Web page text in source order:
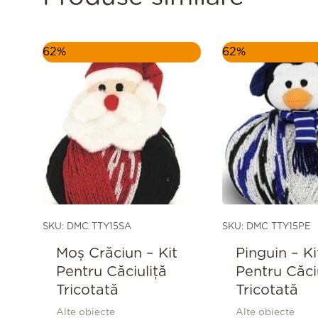
62%
SKU: DMC TTY15SA
Moș Crăciun – Kit
Pentru Căciuliță
Tricotată
Alte obiecte
a
fost:
39,00 lei.
este:
15,00 lei.
62%
SKU: DMC TTY15PE
Pinguin –
Pentru
Tricotată
Alte obiecte
a
fost:
39,00 lei.